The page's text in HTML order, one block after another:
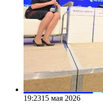
19:2315 мая 2026